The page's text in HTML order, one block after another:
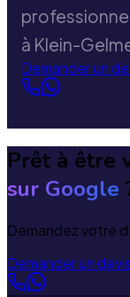
à Klein-
Demander un
Prêt à être
sur Google
Demandez votre
Demander un devis